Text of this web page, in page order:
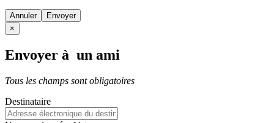
Annuler
×
Envoyer à un ami
Tous les champs sont obligatoires
Destinataire